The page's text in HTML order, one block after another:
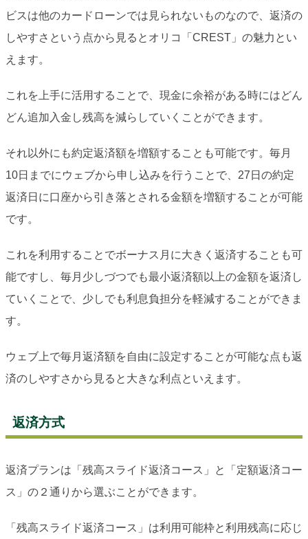
ビスは他のカードローンでは見られないものなので、返済の
しやすさという点から見るとオリコ「CREST」の魅力とい
えます。
これを上手に活用することで、現金に余裕がある時にはどん
どん追加入金し残高を減らしていくことができます。
それ以外にも約定返済額を増額することも可能です。毎月
10日までにウェブから申し込みを行うことで、27日の約定
返済日に口座から引き落とされる金額を増額することが可能
です。
これを利用することでボーナス月に大きく返済することも可
能ですし、毎月少しづつでも最小返済額以上の金額を返済し
ていくことで、少しでも利息負担分を軽減することができま
す。
ウェブ上で毎月返済額を自由に設定することが可能な点も返
済のしやすさから見ると大きな利点といえます。
返済方式
返済プランは「残高スライド返済コース」と「定額返済コー
ス」の２通りから選ぶことができます。
「残高スライド返済コース」は利用可能枠と利用残高に応じ